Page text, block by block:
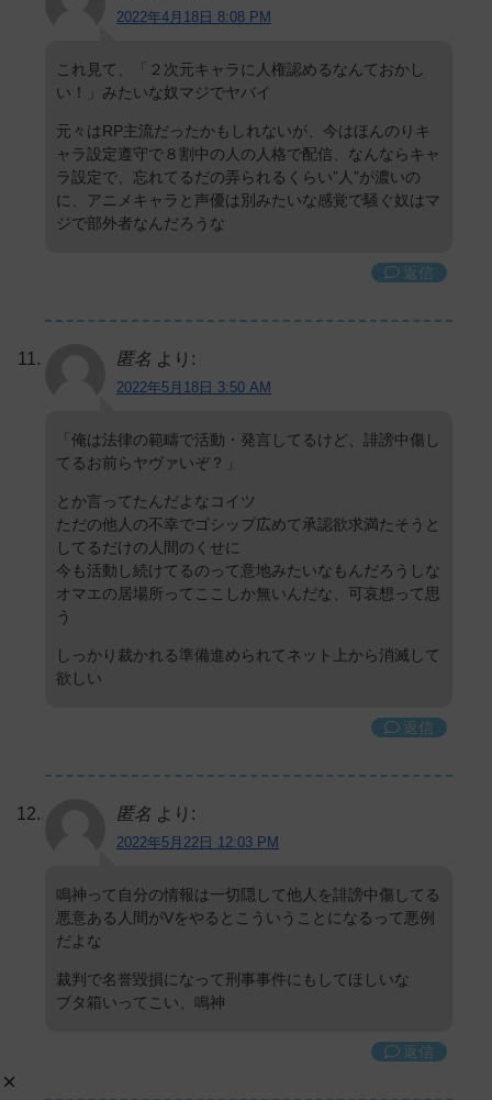
2022年4月18日 8:08 PM
これ見て、「２次元キャラに人権認めるなんておかし
い！」みたいな奴マジでヤバイ
元々はRP主流だったかもしれないが、今はほんのりキ
ャラ設定遵守で８割中の人の人格で配信、なんならキャ
ラ設定で、忘れてるだの弄られるくらい”人”が濃いの
に、アニメキャラと声優は別みたいな感覚で騒ぐ奴はマ
ジで部外者なんだろうな
返信
匿名 より:
2022年5月18日 3:50 AM
「俺は法律の範疇で活動・発言してるけど、誹謗中傷し
てるお前らヤヴァいぞ？」
とか言ってたんだよなコイツ
ただの他人の不幸でゴシップ広めて承認欲求満たそうと
してるだけの人間のくせに
今も活動し続けてるのって意地みたいなもんだろうしな
オマエの居場所ってここしか無いんだな、可哀想って思
う
しっかり裁かれる準備進められてネット上から消滅して
欲しい
返信
匿名 より:
2022年5月22日 12:03 PM
鳴神って自分の情報は一切隠して他人を誹謗中傷してる
悪意ある人間がVをやるとこういうことになるって悪例
だよな
裁判で名誉毀損になって刑事事件にもしてほしいな
ブタ箱いってこい、鳴神
返信